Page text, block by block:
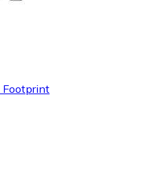
Footprint